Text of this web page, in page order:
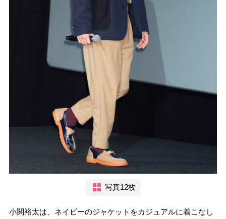
写真12枚
小関裕太は、ネイビーのジャケットをカジュアルに着こなし